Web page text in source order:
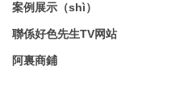
案例展示（shì）
聯係好色先生TV网站
阿裏商鋪